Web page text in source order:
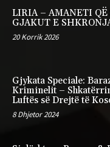
LIRIA – AMANETI QË
GJAKUT E
20 Korrik 2026
Gjykata Speciale:
Kriminelit –
Luftës së Drejtë të
8 Dhjetor 2024